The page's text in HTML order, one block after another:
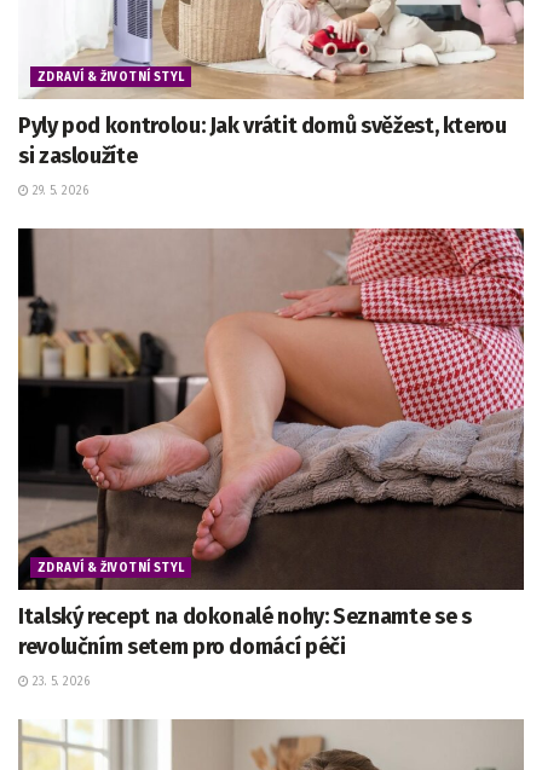
ZDRAVÍ & ŽIVOTNÍ STYL
Pyly pod kontrolou: Jak vrátit domů svěžest, kterou
si zasloužíte
29. 5. 2026
ZDRAVÍ & ŽIVOTNÍ STYL
Italský recept na dokonalé nohy: Seznamte se s
revolučním setem pro domácí péči
23. 5. 2026